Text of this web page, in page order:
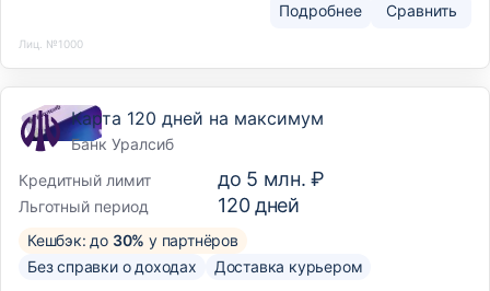
Подробнее Сравнить
Лиц. №1000
Карта 120 дней на максимум
Банк Уралсиб
Кредитный лимит
до 5 млн. ₽
Льготный период 120дней
Кешбэк: до 30% у партнёров
Без справки о доходах
Доставка курьером